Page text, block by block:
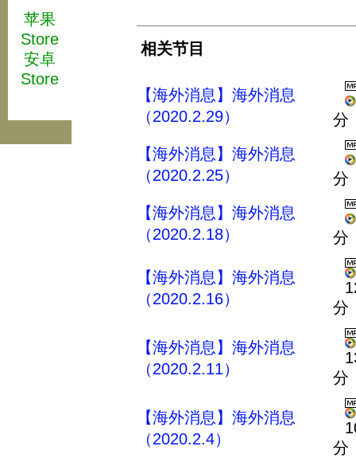
苹果
Store
安卓
Store
相关节目
【海外消息】海外消息
（2020.2.29）
分
【海外消息】海外消息
（2020.2.25）
分
【海外消息】海外消息
（2020.2.18）
分
【海外消息】海外消息
（2020.2.16）
分
【海外消息】海外消息
（2020.2.11）
分
【海外消息】海外消息
（2020.2.4）
分